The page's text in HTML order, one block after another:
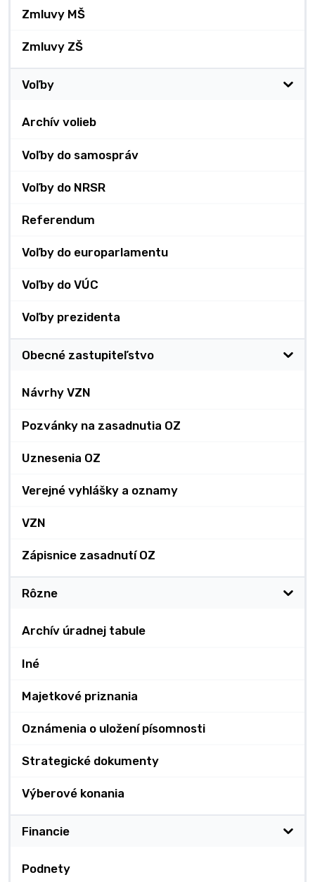
Zmluvy MŠ
Zmluvy ZŠ
Voľby
Archív volieb
Voľby do samospráv
Voľby do NRSR
Referendum
Voľby do europarlamentu
Voľby do VÚC
Voľby prezidenta
Obecné zastupiteľstvo
Návrhy VZN
Pozvánky na zasadnutia OZ
Uznesenia OZ
Verejné vyhlášky a oznamy
VZN
Zápisnice zasadnutí OZ
Rôzne
Archív úradnej tabule
Iné
Majetkové priznania
Oznámenia o uložení písomnosti
Strategické dokumenty
Výberové konania
Financie
Podnety